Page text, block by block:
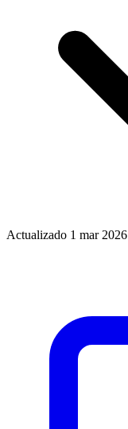
Actualizado 1 mar 2026